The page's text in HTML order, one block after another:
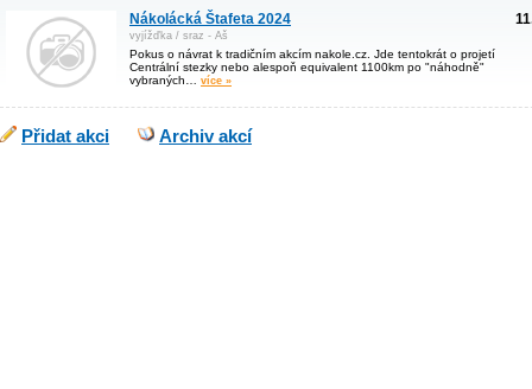
Nákolácká Štafeta 2024
vyjížďka / sraz - Aš
Pokus o návrat k tradičním akcím nakole.cz. Jde tentokrát o projetí
Centrální stezky nebo alespoň equivalent 1100km po "náhodně"
vybraných… více »
Přidat akci Archiv akcí